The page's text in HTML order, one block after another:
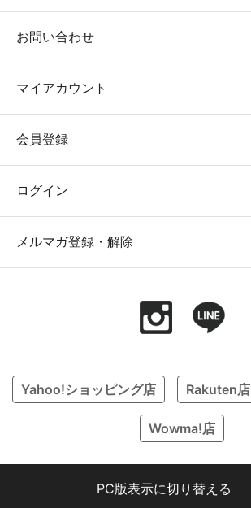
お問い合わせ
マイアカウント
会員登録
ログイン
メルマガ登録・解除
Yahoo!ショッピング店 Rakuten店
Wowma!店
PC版表示に切り替える